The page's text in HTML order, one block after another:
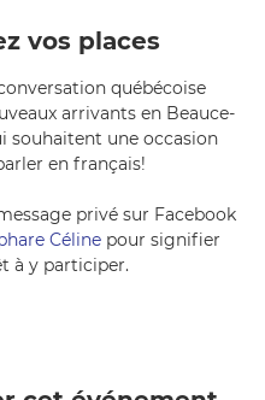
vos places
québécoise
arrivants en Beauce-
souhaitent une occasion
en français!
privé sur Facebook
Céline pour signifier
à y participer.